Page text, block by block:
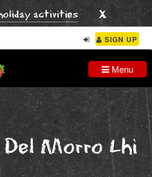
activities x
SIGN UP
Menu
Morro Lhi